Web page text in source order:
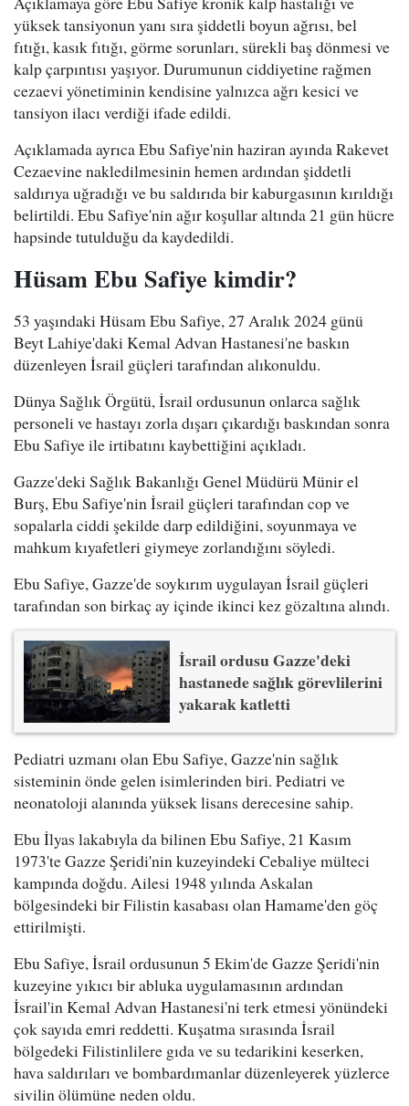
yüksek tansiyonun yanı sıra şiddetli boyun ağrısı, bel
fıtığı, kasık fıtığı, görme sorunları, sürekli baş dönmesi ve
kalp çarpıntısı yaşıyor. Durumunun ciddiyetine rağmen
cezaevi yönetiminin kendisine yalnızca ağrı kesici ve
tansiyon ilacı verdiği ifade edildi.
Açıklamada ayrıca Ebu Safiye'nin haziran ayında Rakevet
Cezaevine nakledilmesinin hemen ardından şiddetli
saldırıya uğradığı ve bu saldırıda bir kaburgasının kırıldığı
belirtildi. Ebu Safiye'nin ağır koşullar altında 21 gün hücre
hapsinde tutulduğu da kaydedildi.
Hüsam Ebu Safiye kimdir?
53 yaşındaki Hüsam Ebu Safiye, 27 Aralık 2024 günü
Beyt Lahiye'daki Kemal Advan Hastanesi'ne baskın
düzenleyen İsrail güçleri tarafından alıkonuldu.
Dünya Sağlık Örgütü, İsrail ordusunun onlarca sağlık
personeli ve hastayı zorla dışarı çıkardığı baskından sonra
Ebu Safiye ile irtibatını kaybettiğini açıkladı.
Gazze'deki Sağlık Bakanlığı Genel Müdürü Münir el
Burş, Ebu Safiye'nin İsrail güçleri tarafından cop ve
sopalarla ciddi şekilde darp edildiğini, soyunmaya ve
mahkum kıyafetleri giymeye zorlandığını söyledi.
Ebu Safiye, Gazze'de soykırım uygulayan İsrail güçleri
tarafından son birkaç ay içinde ikinci kez gözaltına alındı.
İsrail ordusu Gazze'deki
hastanede sağlık görevlilerini
yakarak katletti
Pediatri uzmanı olan Ebu Safiye, Gazze'nin sağlık
sisteminin önde gelen isimlerinden biri. Pediatri ve
neonatoloji alanında yüksek lisans derecesine sahip.
Ebu İlyas lakabıyla da bilinen Ebu Safiye, 21 Kasım
1973'te Gazze Şeridi'nin kuzeyindeki Cebaliye mülteci
kampında doğdu. Ailesi 1948 yılında Askalan
bölgesindeki bir Filistin kasabası olan Hamame'den göç
ettirilmişti.
Ebu Safiye, İsrail ordusunun 5 Ekim'de Gazze Şeridi'nin
kuzeyine yıkıcı bir abluka uygulamasının ardından
İsrail'in Kemal Advan Hastanesi'ni terk etmesi yönündeki
çok sayıda emri reddetti. Kuşatma sırasında İsrail
bölgedeki Filistinlilere gıda ve su tedarikini keserken,
hava saldırıları ve bombardımanlar düzenleyerek yüzlerce
sivilin ölümüne neden oldu.